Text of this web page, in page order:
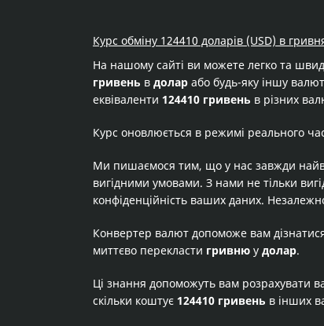
Курс обміну 124410 доларів (USD) в
На нашому сайті ви можете легко та
гривень в долар або будь-яку іншу
еквіваленти 124410 гривень в різних
Курс оновлюється в режимі реального
Ми пишаємося тим, що у нас завжди
вигідними умовами. З нами не тільки
конфіденційність ваших даних.
Конвертер валют допоможе вам
миттєво перекласти гривню у долар.
Ці знання допоможуть вам розрахувати
скільки коштує 124410 гривень в інших